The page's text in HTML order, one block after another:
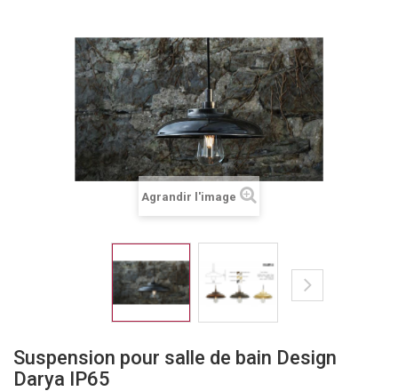
Agrandir l'image
Suspension pour salle de bain Design
Darya IP65